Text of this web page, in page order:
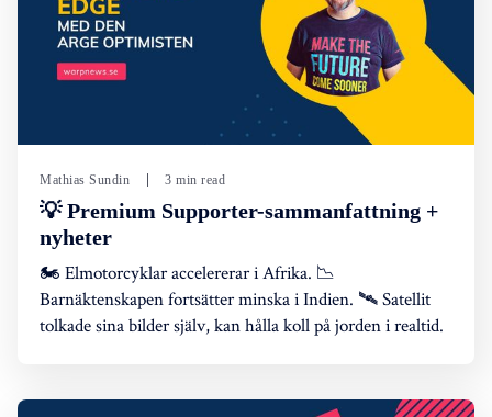
Mathias Sundin 3 min read
💡 Premium Supporter-sammanfattning +
nyheter
🏍️ Elmotorcyklar accelererar i Afrika. 📉
Barnäktenskapen fortsätter minska i Indien. 🛰️ Satellit
tolkade sina bilder själv, kan hålla koll på jorden i realtid.